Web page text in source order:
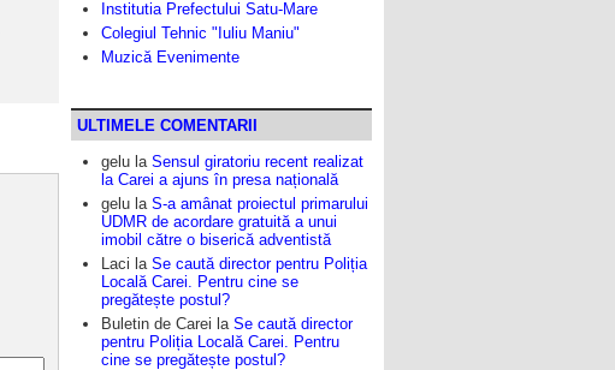
Institutia Prefectului Satu-Mare
Colegiul Tehnic "Iuliu Maniu"
Muzică Evenimente
ULTIMELE COMENTARII
gelu la Sensul giratoriu recent realizat
la Carei a ajuns în presa națională
gelu la S-a amânat proiectul primarului
UDMR de acordare gratuită a unui
imobil către o biserică adventistă
Laci la Se caută director pentru Poliția
Locală Carei. Pentru cine se
pregătește postul?
Buletin de Carei la Se caută director
pentru Poliția Locală Carei. Pentru
cine se pregătește postul?